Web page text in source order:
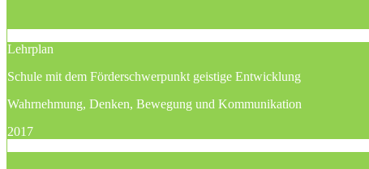
Lehrplan
Schule mit dem Förderschwerpunkt geistige Entwicklung
Wahrnehmung, Denken, Bewegung und Kommunikation
2017